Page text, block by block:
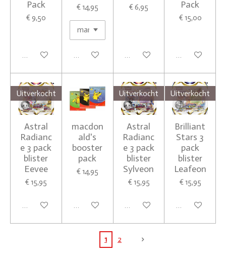
Pack
€ 9,50
Houd mij op de hoogte
€ 14,95
Houd mij op de hoogte
€ 6,95
Houd mij op de hoogte
Pack
€ 15,00
Houd mij op
Uitverkocht
Astral
Radianc
e 3 pack
blister
Eevee
€ 15,95
Houd mij op de hoogte
macdon
ald's
booster
pack
€ 14,95
In winkelwagen
Uitverkocht
Astral
Radianc
e 3 pack
blister
Sylveon
€ 15,95
Houd mij op de hoogte
Uitverkocht
Brilliant
Stars 3
pack
blister
Leafeon
€ 15,95
Houd mij op
1 2